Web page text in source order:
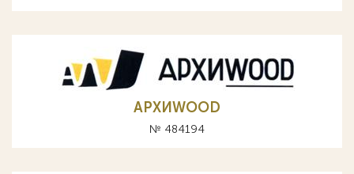
АРХИWOOD
№ 484194